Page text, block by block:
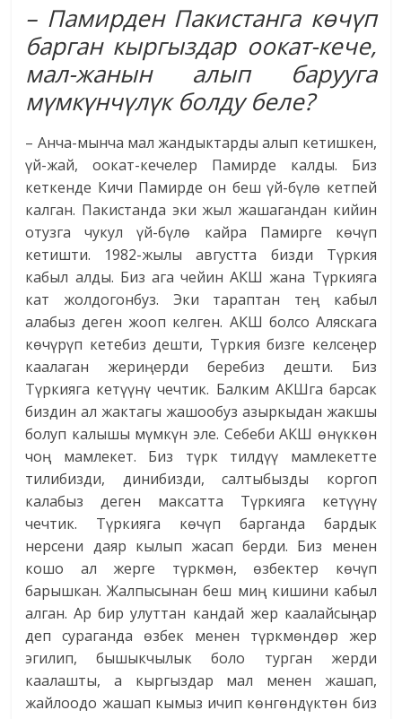
– Памирден Пакистанга көчүп
барган кыргыздар оокат-кече,
мал-жанын алып барууга
мүмкүнчүлүк болду беле?
– Анча-мынча мал жандыктарды алып кетишкен,
үй-жай, оокат-кечелер Памирде калды. Биз
кеткенде Кичи Памирде он беш үй-бүлө кетпей
калган. Пакистанда эки жыл жашагандан кийин
отузга чукул үй-бүлө кайра Памирге көчүп
кетишти. 1982-жылы августта бизди Түркия
кабыл алды. Биз ага чейин АКШ жана Түркияга
кат жолдогонбуз. Эки тараптан тең кабыл
алабыз деген жооп келген. АКШ болсо Аляскага
көчүрүп кетебиз дешти, Түркия бизге келсеңер
каалаган жериңерди беребиз дешти. Биз
Түркияга кетүүнү чечтик. Балким АКШга барсак
биздин ал жактагы жашообуз азыркыдан жакшы
болуп калышы мүмкүн эле. Себеби АКШ өнүккөн
чоң мамлекет. Биз түрк тилдүү мамлекетте
тилибизди, динибизди, салтыбызды коргоп
калабыз деген максатта Түркияга кетүүнү
чечтик. Түркияга көчүп барганда бардык
нерсени даяр кылып жасап берди. Биз менен
кошо ал жерге түркмөн, өзбектер көчүп
барышкан. Жалпысынан беш миң кишини кабыл
алган. Ар бир улуттан кандай жер каалайсыңар
деп сураганда өзбек менен түркмөндөр жер
эгилип, бышыкчылык боло турган жерди
каалашты, а кыргыздар мал менен жашап,
жайлоодо жашап кымыз ичип көнгөндүктөн биз